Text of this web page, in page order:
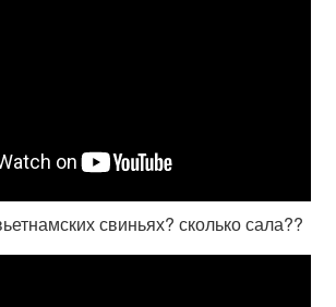
свиньях? сколько сала??